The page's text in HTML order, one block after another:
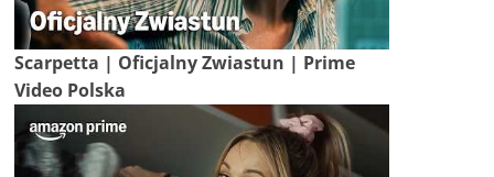
Scarpetta | Oficjalny Zwiastun | Prime
Video Polska